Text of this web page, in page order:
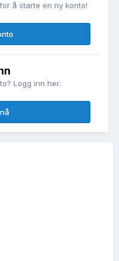
å starte en ny konto!
Logg inn her.